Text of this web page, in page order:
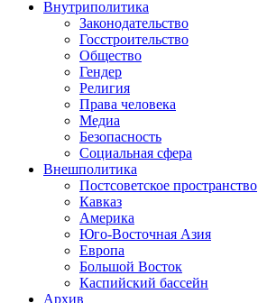
Внутриполитика
Законодательство
Госстроительство
Общество
Гендер
Религия
Права человека
Медиа
Безопасность
Социальная сфера
Внешполитика
Постсоветское пространство
Кавказ
Америка
Юго-Восточная Азия
Европа
Большой Восток
Каспийский бассейн
Архив